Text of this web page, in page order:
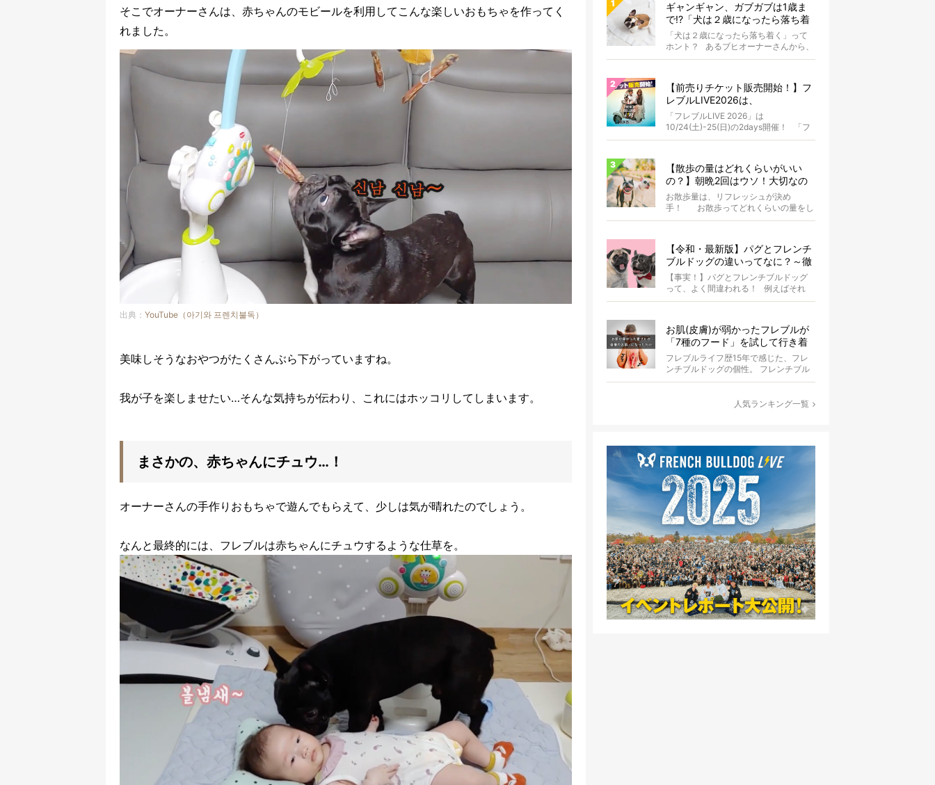
そこでオーナーさんは、赤ちゃんのモビールを利用してこんな楽しいおもちゃを作ってく
れました。
出典： YouTube（아기와 프렌치불독）
美味しそうなおやつがたくさんぶら下がっていますね。
我が子を楽しませたい…そんな気持ちが伝わり、これにはホッコリしてしまいます。
まさかの、赤ちゃんにチュウ…！
オーナーさんの手作りおもちゃで遊んでもらえて、少しは気が晴れたのでしょう。
なんと最終的には、フレブルは赤ちゃんにチュウするような仕草を。
ギャンギャン、ガブガブは1歳ま
で!?「犬は２歳になったら落ち着
く」という都市伝説は本当？
「犬は２歳になったら落ち着く」って
ホント？ あるブヒオーナーさんから、
こんな質問がありました。...
【前売りチケット販売開始！】フ
レブルLIVE2026は、
10/24(土)-25(日)開催！フレブル
だらけのキャンプ・前夜祭・バス
プランも新登場!?
「フレブルLIVE 2026」は
10/24(土)-25(日)の2days開催！ 「フ
レブルLIV...
【散歩の量はどれくらいがいい
の？】朝晩2回はウソ！大切なの
は運動量より「リフレッシュ」〜
お散歩にまつわる疑問FAQつき〜
お散歩量は、リフレッシュが決め
手！ お散歩ってどれくらいの量をし
たらいいのか迷いませんか？ よ...
【令和・最新版】パグとフレンチ
ブルドッグの違いってなに？～徹
底解説～
【事実！】パグとフレンチブルドッグ
って、よく間違われる！ 例えばそれ
は、愛ブヒとのお散歩中。 &...
お肌(皮膚)が弱かったフレブルが
「7種のフード」を試して行き着
いた「病院知らず」の実体験
フレブルライフ歴15年で感じた、フレ
ンチブルドッグの個性。 フレンチブル
ドッグと暮らしはじめて15年になる筆
人気ランキング一覧